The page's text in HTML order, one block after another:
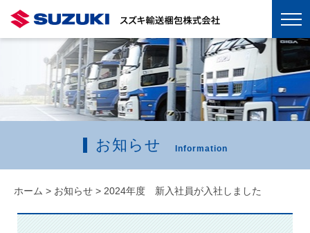
お知らせ Information
ホーム > お知らせ > 2024年度 新入社員が入社しました